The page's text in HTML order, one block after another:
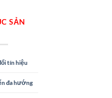
SẢN
tín hiệu
đa hướng